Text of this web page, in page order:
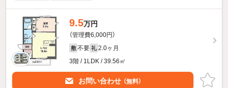
9.5万円
（管理費6,000円）
敷 不要 礼 2.0ヶ月
3階 / 1LDK / 39.56㎡
お問い合わせ （無料）